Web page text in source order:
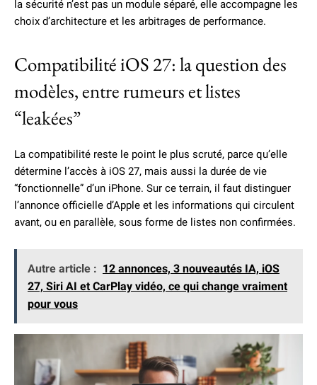
la sécurité n’est pas un module séparé, elle accompagne les
choix d’architecture et les arbitrages de performance.
Compatibilité iOS 27: la question des
modèles, entre rumeurs et listes
“leakées”
La compatibilité reste le point le plus scruté, parce qu’elle
détermine l’accès à iOS 27, mais aussi la durée de vie
“fonctionnelle” d’un iPhone. Sur ce terrain, il faut distinguer
l’annonce officielle d’Apple et les informations qui circulent
avant, ou en parallèle, sous forme de listes non confirmées.
Autre article : 12 annonces, 3 nouveautés IA, iOS
27, Siri AI et CarPlay vidéo, ce qui change vraiment
pour vous